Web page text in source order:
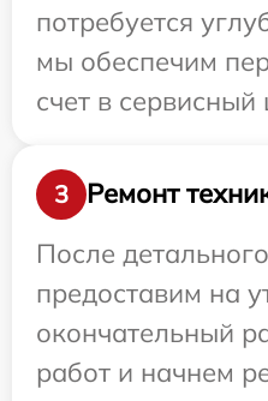
потребуется
мы обеспечим
счет в сервисный
3
Ремонт
После
предоставим на
окончательный
работ и начнем